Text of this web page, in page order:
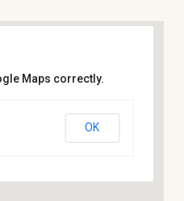
Maps correctly.
OK